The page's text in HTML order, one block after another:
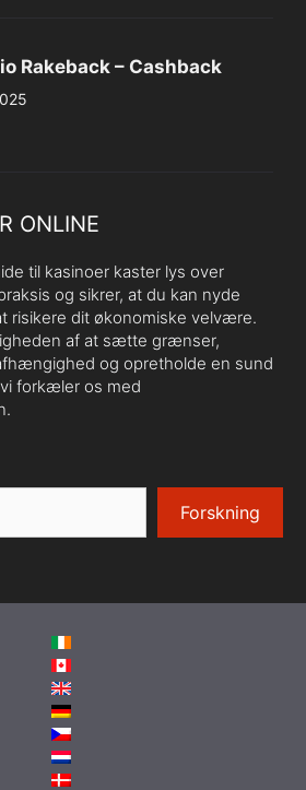
Rakeback – Cashback
ONLINE
til kasinoer kaster lys over
og sikrer, at du kan nyde
risikere dit økonomiske velvære.
af ​​at sætte grænser,
og opretholde en sund
forkæler os med
Forskning